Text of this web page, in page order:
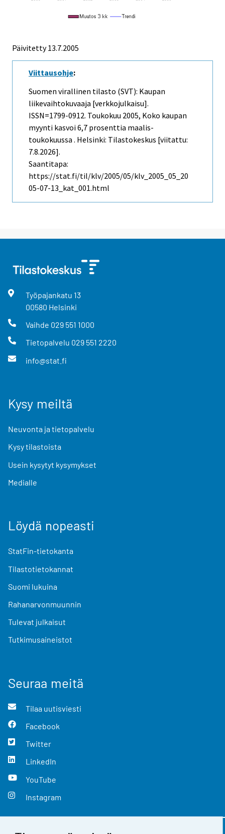
Päivitetty13.7.2005
Viittausohje:
Suomen virallinen tilasto (SVT): Kaupan
liikevaihtokuvaaja [verkkojulkaisu].
ISSN=1799-0912. Toukokuu 2005, Koko kaupan
myynti kasvoi 6,7 prosenttia maalis-
toukokuussa . Helsinki: Tilastokeskus [viitattu:
7.8.2026].
Saantitapa:
https://stat.fi/til/klv/2005/05/klv_2005_05_20
05-07-13_kat_001.html
Työpajankatu 13
00580 Helsinki
Vaihde 029 551 1000
Tietopalvelu 029 551 2220
info@stat.fi
Kysy meiltä
Neuvonta ja tietopalvelu
Kysy tilastoista
Usein kysytyt kysymykset
Medialle
Löydä nopeasti
StatFin-tietokanta
Tilastotietokannat
Suomi lukuina
Rahanarvonmuunnin
Tulevat julkaisut
Tutkimusaineistot
Seuraa meitä
Tilaa uutisviesti
Facebook
Twitter
LinkedIn
YouTube
Instagram